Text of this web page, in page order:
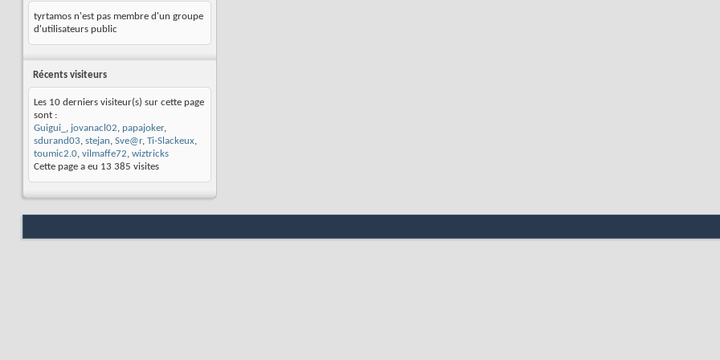
tyrtamos n'est pas membre d'un groupe
d'utilisateurs public
Récents visiteurs
Les 10 derniers visiteur(s) sur cette page
sont :
Guigui_ , jovanacl02, papajoker,
sdurand03, stejan, Sve@r, Ti-Slackeux,
toumic2.0, vilmaffe72, wiztricks
Cette page a eu 13 385 visites